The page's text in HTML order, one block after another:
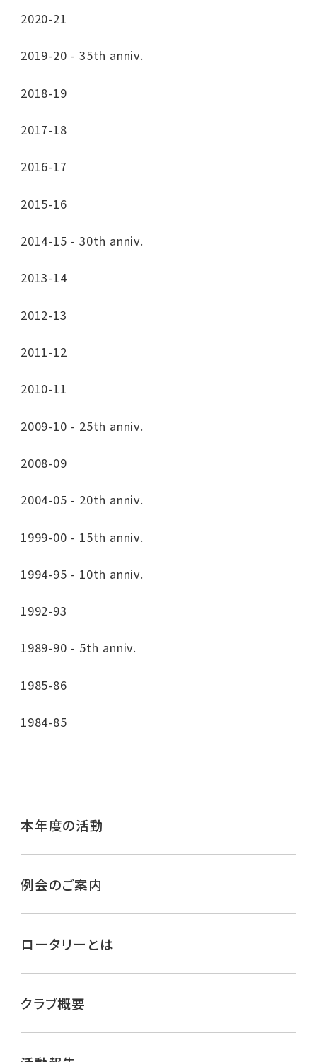
2020-21
2019-20 - 35th anniv.
2018-19
2017-18
2016-17
2015-16
2014-15 - 30th anniv.
2013-14
2012-13
2011-12
2010-11
2009-10 - 25th anniv.
2008-09
2004-05 - 20th anniv.
1999-00 - 15th anniv.
1994-95 - 10th anniv.
1992-93
1989-90 - 5th anniv.
1985-86
1984-85
本年度の活動
例会のご案内
ロータリーとは
クラブ概要